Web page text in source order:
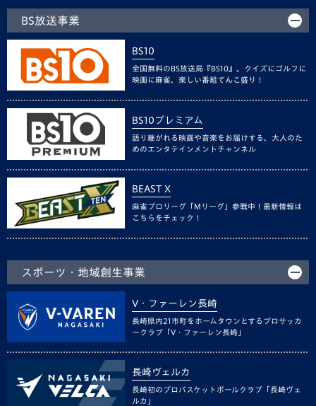
BS放送事業
BS10
全国無料のBS放送局『BS10』。クイズにゴルフに
映画に麻雀、楽しい番組てんこ盛り！
BS10プレミアム
語り継がれる映画や音楽をお届けする、大人のた
めのエンタテインメントチャンネル
BEAST X
麻雀プロリーグ「Mリーグ」参戦中！最新情報は
こちらをチェック！
スポーツ・地域創生事業
V・ファーレン長崎
長崎県内21市町をホームタウンとするプロサッカ
ークラブ「V・ファーレン長崎」
長崎ヴェルカ
長崎初のプロバスケットボールクラブ「長崎ヴェ
ルカ」